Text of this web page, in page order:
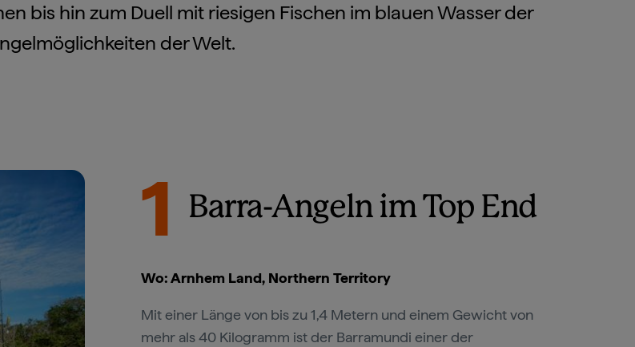
bis hin zum Duell mit riesigen Fischen im blauen Wasser der
der Welt.
1 Barra-Angeln im Top End
Wo: Arnhem Land, Northern Territory
Mit einer Länge von bis zu 1,4 Metern und einem Gewicht von
mehr als 40 Kilogramm ist der Barramundi einer der